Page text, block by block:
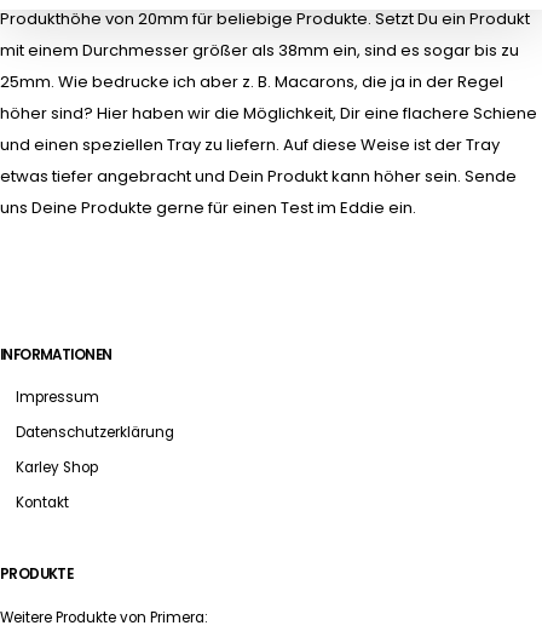
Produkthöhe von 20mm für beliebige Produkte. Setzt Du ein Produkt
mit einem Durchmesser größer als 38mm ein, sind es sogar bis zu
25mm. Wie bedrucke ich aber z. B. Macarons, die ja in der Regel
höher sind? Hier haben wir die Möglichkeit, Dir eine flachere Schiene
und einen speziellen Tray zu liefern. Auf diese Weise ist der Tray
etwas tiefer angebracht und Dein Produkt kann höher sein. Sende
uns Deine Produkte gerne für einen Test im Eddie ein.
INFORMATIONEN
Impressum
Datenschutzerklärung
Karley Shop
Kontakt
PRODUKTE
Weitere Produkte von Primera: